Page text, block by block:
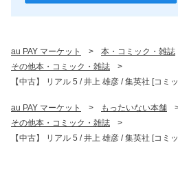
au PAY マーケット > 本・コミック・雑誌
その他本・コミック・雑誌
>
【中古】 リアル 5 / 井上 雄彦 / 集英社 [コミ
au PAY マーケット > もったいない本舗
その他本・コミック・雑誌
>
【中古】 リアル 5 / 井上 雄彦 / 集英社 [コミ